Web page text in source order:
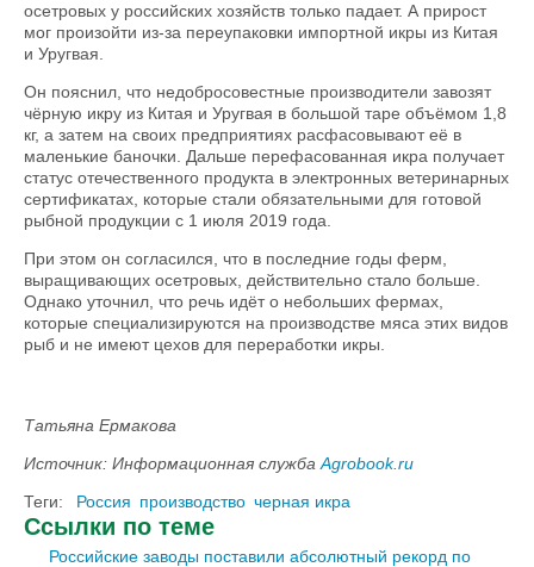
осетровых у российских хозяйств только падает. А прирост
мог произойти из-за переупаковки импортной икры из Китая
и Уругвая.
Он пояснил, что недобросовестные производители завозят
чёрную икру из Китая и Уругвая в большой таре объёмом 1,8
кг, а затем на своих предприятиях расфасовывают её в
маленькие баночки. Дальше перефасованная икра получает
статус отечественного продукта в электронных ветеринарных
сертификатах, которые стали обязательными для готовой
рыбной продукции с 1 июля 2019 года.
При этом он согласился, что в последние годы ферм,
выращивающих осетровых, действительно стало больше.
Однако уточнил, что речь идёт о небольших фермах,
которые специализируются на производстве мяса этих видов
рыб и не имеют цехов для переработки икры.
Татьяна Ермакова
Источник: Информационная служба Agrobook.ru
Теги:
Россия производство черная икра
Ссылки по теме
Российские заводы поставили абсолютный рекорд по